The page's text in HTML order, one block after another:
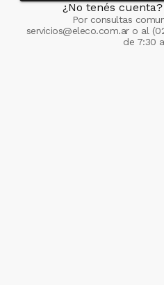
¿No tenés cuenta?
Por consultas
servicios@eleco.com.aro al
de 7:30